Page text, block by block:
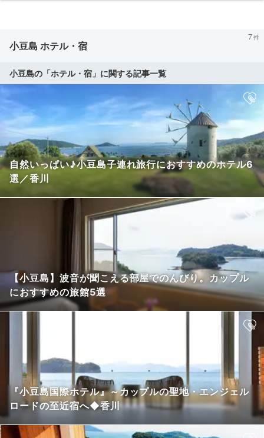
小豆島 ホテル・宿
7
小豆島の「ホテル・宿」に関する記事一覧
自然いっぱい♪小豆島子連れ旅行におすすめのホテル6
選／香川
【小豆島】波音が聞こえる部屋でのんびり。カップル
におすすめの旅館5選
『小豆島国際ホテル』～カップルの聖地・エンジェル
ロードの至近宿へ◆香川